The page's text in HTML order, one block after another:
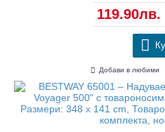
119.90лв.
Добави в любими